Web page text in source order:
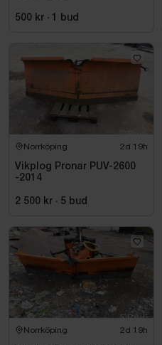
500 kr · 1 bud
Norrköping 2d 19h
Vikplog Pronar PUV-2600
-2014
2 500 kr · 5 bud
Norrköping 2d 19h